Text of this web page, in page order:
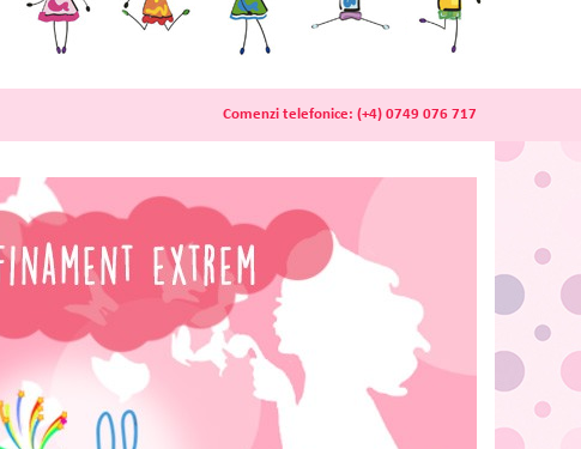
Comenzi telefonice: (+4) 0749 076 717